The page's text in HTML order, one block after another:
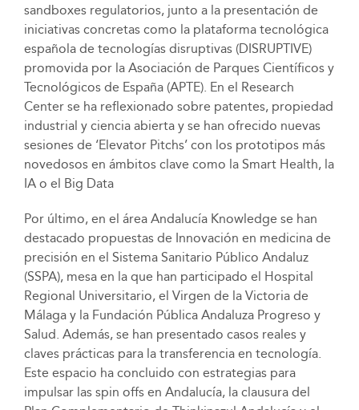
sandboxes regulatorios, junto a la presentación de
iniciativas concretas como la plataforma tecnológica
española de tecnologías disruptivas (DISRUPTIVE)
promovida por la Asociación de Parques Científicos y
Tecnológicos de España (APTE). En el Research
Center se ha reflexionado sobre patentes, propiedad
industrial y ciencia abierta y se han ofrecido nuevas
sesiones de ‘Elevator Pitchs’ con los prototipos más
novedosos en ámbitos clave como la Smart Health, la
IA o el Big Data
Por último, en el área Andalucía Knowledge se han
destacado propuestas de Innovación en medicina de
precisión en el Sistema Sanitario Público Andaluz
(SSPA), mesa en la que han participado el Hospital
Regional Universitario, el Virgen de la Victoria de
Málaga y la Fundación Pública Andaluza Progreso y
Salud. Además, se han presentado casos reales y
claves prácticas para la transferencia en tecnología.
Este espacio ha concluido con estrategias para
impulsar las spin offs en Andalucía, la clausura del